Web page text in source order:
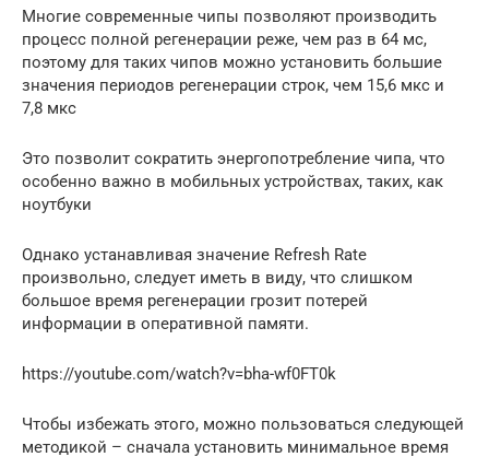
Многие современные чипы позволяют производить
процесс полной регенерации реже, чем раз в 64 мс,
поэтому для таких чипов можно установить большие
значения периодов регенерации строк, чем 15,6 мкс и
7,8 мкс
Это позволит сократить энергопотребление чипа, что
особенно важно в мобильных устройствах, таких, как
ноутбуки
Однако устанавливая значение Refresh Rate
произвольно, следует иметь в виду, что слишком
большое время регенерации грозит потерей
информации в оперативной памяти.
https://youtube.com/watch?v=bha-wf0FT0k
Чтобы избежать этого, можно пользоваться следующей
методикой – сначала установить минимальное время